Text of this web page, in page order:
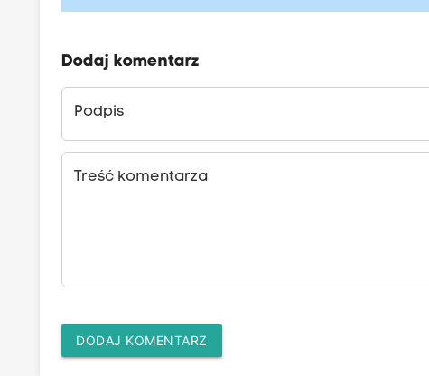
Dodaj komentarz
Podpis
Treść komentarza
DODAJ KOMENTARZ